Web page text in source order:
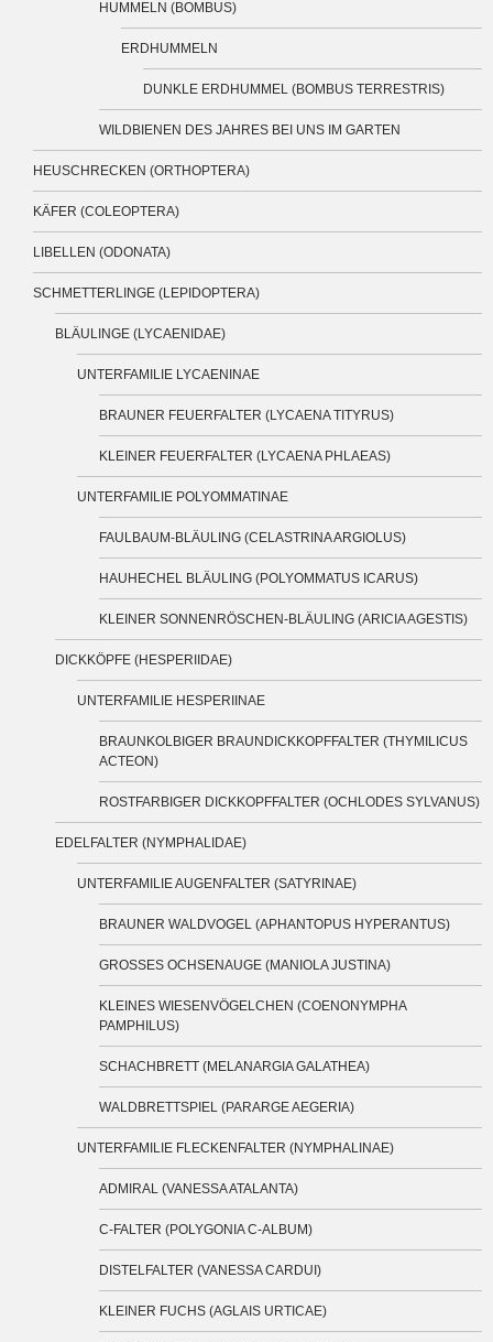
HUMMELN (BOMBUS)
ERDHUMMELN
DUNKLE ERDHUMMEL (BOMBUS TERRESTRIS)
WILDBIENEN DES JAHRES BEI UNS IM GARTEN
HEUSCHRECKEN (ORTHOPTERA)
KÄFER (COLEOPTERA)
LIBELLEN (ODONATA)
SCHMETTERLINGE (LEPIDOPTERA)
BLÄULINGE (LYCAENIDAE)
UNTERFAMILIE LYCAENINAE
BRAUNER FEUERFALTER (LYCAENA TITYRUS)
KLEINER FEUERFALTER (LYCAENA PHLAEAS)
UNTERFAMILIE POLYOMMATINAE
FAULBAUM-BLÄULING (CELASTRINA ARGIOLUS)
HAUHECHEL BLÄULING (POLYOMMATUS ICARUS)
KLEINER SONNENRÖSCHEN-BLÄULING (ARICIA AGESTIS)
DICKKÖPFE (HESPERIIDAE)
UNTERFAMILIE HESPERIINAE
BRAUNKOLBIGER BRAUNDICKKOPFFALTER (THYMILICUS
ACTEON)
ROSTFARBIGER DICKKOPFFALTER (OCHLODES SYLVANUS)
EDELFALTER (NYMPHALIDAE)
UNTERFAMILIE AUGENFALTER (SATYRINAE)
BRAUNER WALDVOGEL (APHANTOPUS HYPERANTUS)
GROSSES OCHSENAUGE (MANIOLA JUSTINA)
KLEINES WIESENVÖGELCHEN (COENONYMPHA
PAMPHILUS)
SCHACHBRETT (MELANARGIA GALATHEA)
WALDBRETTSPIEL (PARARGE AEGERIA)
UNTERFAMILIE FLECKENFALTER (NYMPHALINAE)
ADMIRAL (VANESSA ATALANTA)
C-FALTER (POLYGONIA C-ALBUM)
DISTELFALTER (VANESSA CARDUI)
KLEINER FUCHS (AGLAIS URTICAE)